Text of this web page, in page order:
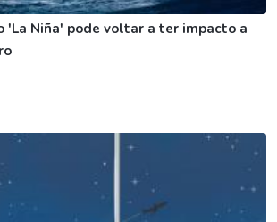
'La Niña' pode voltar a ter impacto a